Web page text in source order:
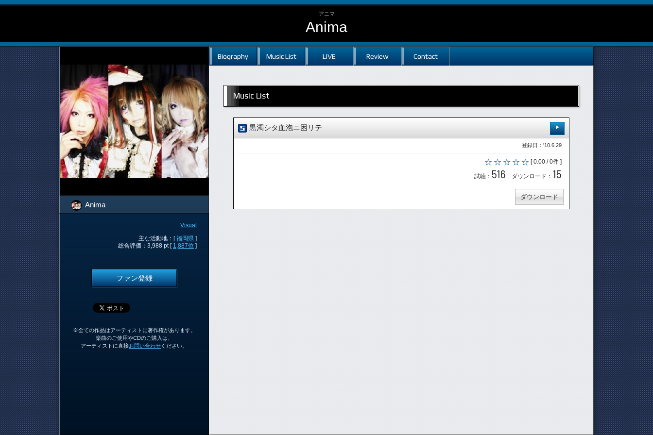
アニマ
Anima
Anima
Visual
主な活動地：[福岡県 ]
総合評価：3,988 pt [ 1,887位 ]
ファン登録
※全ての作品はアーティストに著作権があります。
楽曲のご使用やCDのご購入は、
アーティストに直接お問い合わせ ください。
Biography Music List LIVE Review Contact
Music List
黒濁シタ血泡ニ困リテ
登録日：'10.6.29
[ 0.00 / 0件 ]
試聴： 516 ダウンロード： 15
ダウンロード